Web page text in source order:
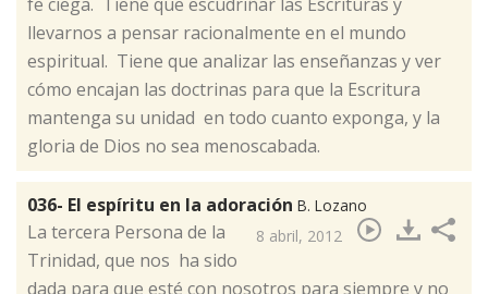
llevarnos a pensar racionalmente en el mundo
espiritual. Tiene que analizar las enseñanzas y ver
cómo encajan las doctrinas para que la Escritura
mantenga su unidad en todo cuanto exponga, y la
gloria de Dios no sea menoscabada.
036- El espíritu en la adoración B. Lozano
8 abril, 2012
​La tercera Persona de la
Trinidad, que nos ha sido
dada para que esté con nosotros para siempre y no